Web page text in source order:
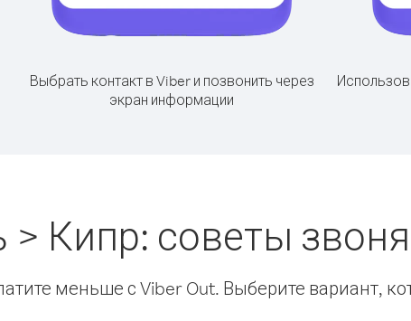
Выбрать контакт в Viber и позвонить через
экран информации
> Кипр: советы
меньше с Viber Out. Выберите вариант,